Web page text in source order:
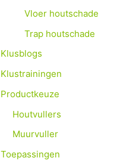
Vloer houtschade
Trap houtschade
Klusblogs
Klustrainingen
Productkeuze
Houtvullers
Muurvuller
Toepassingen